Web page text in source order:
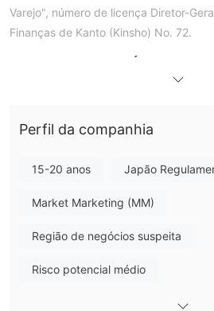
Varejo", número de licença Diretor-
Finanças de Kanto (Kinsho) No. 72.
O Que Posso Negociar na
Perfil da companhia
15-20 anos Japão
Market Marketing (MM)
Região de negócios suspeita
Risco potencial médio